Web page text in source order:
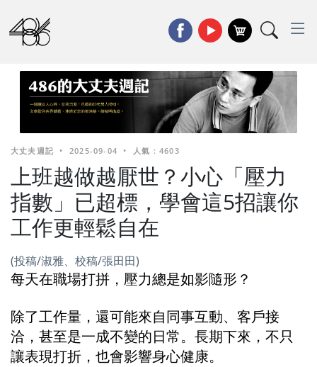
大丈夫週記 • 2025-09-04 • 人氣 : 4603
上班越做越厭世？小心「壓力
指數」已超標，學會這5招讓你
工作更輕鬆自在
(投稿/淑雅、校稿/張田田)
每天在職場打拼，壓力總是如影隨形？
除了工作量，還可能來自同事互動、客戶接
洽，甚至是一成不變的日常。長期下來，不只
讓表現打折，也會影響身心健康。